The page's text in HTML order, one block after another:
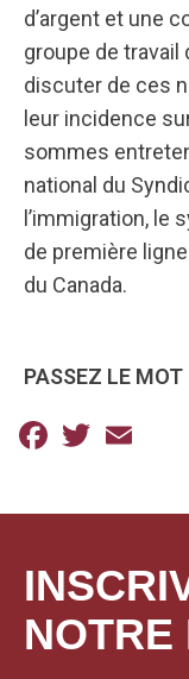
d’argent et une
groupe de travail
discuter de ces
leur incidence
sommes
national du
l’immigration, le
de première
du Canada.
PASSEZ LE MOT
Facebook
Twitter